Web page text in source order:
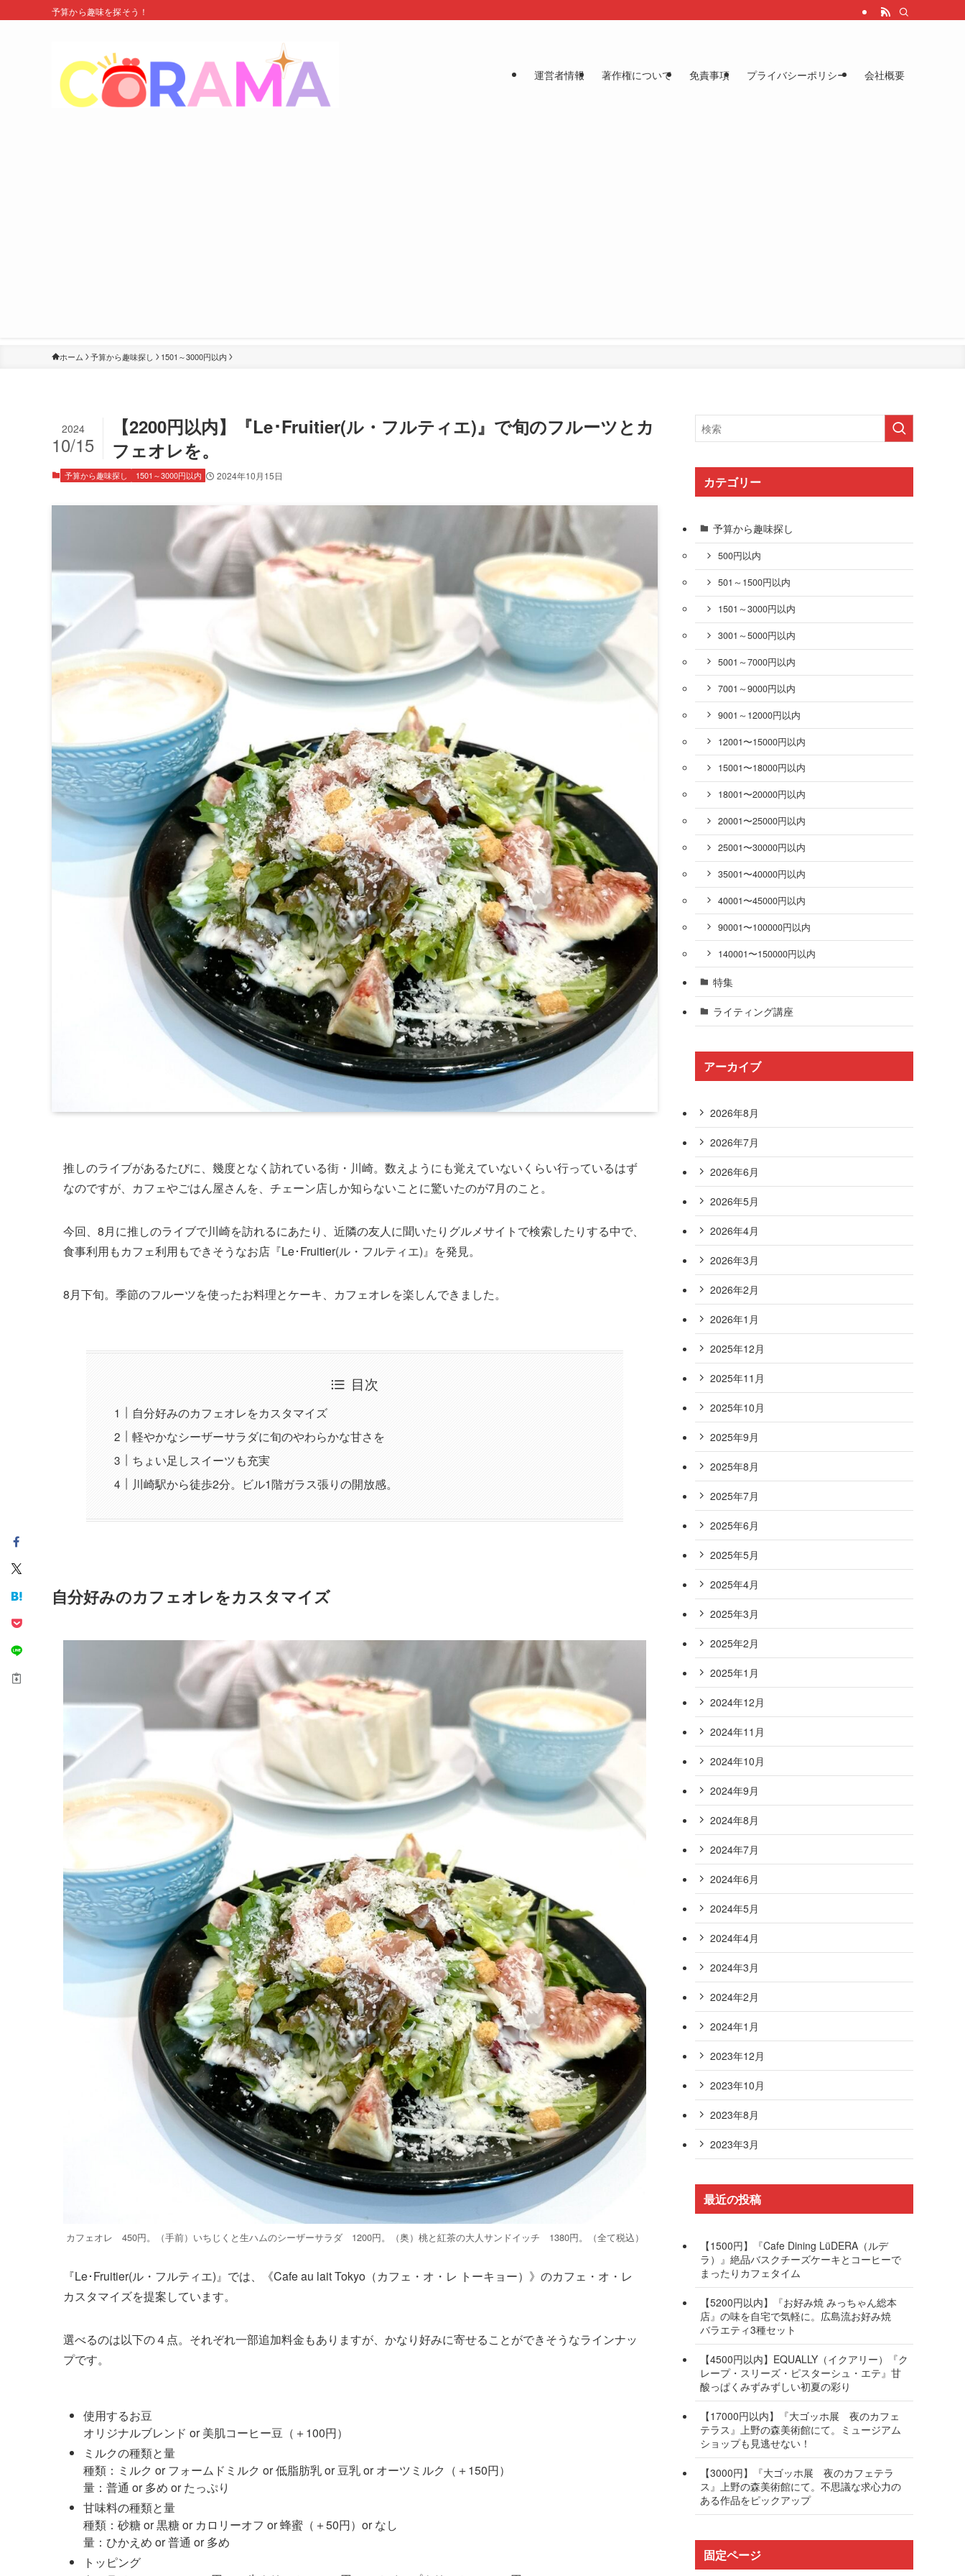
予算から趣味を探そう！
運営者情報 著作権について 免責事項 プライバシーポリシー 会社概要
ホーム 予算から趣味探し 1501～3000円以内
【2200円以内】『Le･Fruitier(ル・フルティエ)』で旬のフルーツとカ
フェオレを。
2024
10/15
予算から趣味探し 1501～3000円以内 2024年10月15日
推しのライブがあるたびに、幾度となく訪れている街・川崎。数えようにも覚えていないくらい行っているはず
なのですが、カフェやごはん屋さんを、チェーン店しか知らないことに驚いたのが7月のこと。
今回、8月に推しのライブで川崎を訪れるにあたり、近隣の友人に聞いたりグルメサイトで検索したりする中で、
食事利用もカフェ利用もできそうなお店『Le･Fruitier(ル・フルティエ)』を発見。
8月下旬。季節のフルーツを使ったお料理とケーキ、カフェオレを楽しんできました。
目次
自分好みのカフェオレをカスタマイズ
軽やかなシーザーサラダに旬のやわらかな甘さを
ちょい足しスイーツも充実
川崎駅から徒歩2分。ビル1階ガラス張りの開放感。
自分好みのカフェオレをカスタマイズ
カフェオレ 450円。（手前）いちじくと生ハムのシーザーサラダ 1200円。（奥）桃と紅茶の大人サンドイッチ 1380円。（全て税込）
『Le･Fruitier(ル・フルティエ)』では、《Cafe au lait Tokyo（カフェ・オ・レ トーキョー）》のカフェ・オ・レ
カスタマイズを提案しています。
選べるのは以下の４点。それぞれ一部追加料金もありますが、かなり好みに寄せることができそうなラインナッ
プです。
使用するお豆
オリジナルブレンド or 美肌コーヒー豆（＋100円）
ミルクの種類と量
種類：ミルク or フォームドミルク or 低脂肪乳 or 豆乳 or オーツミルク（＋150円）
量：普通 or 多め or たっぷり
甘味料の種類と量
種類：砂糖 or 黒糖 or カロリーオフ or 蜂蜜（＋50円）or なし
量：ひかえめ or 普通 or 多め
トッピング
カテゴリー
予算から趣味探し
500円以内
501～1500円以内
1501～3000円以内
3001～5000円以内
5001～7000円以内
7001～9000円以内
9001～12000円以内
12001〜15000円以内
15001〜18000円以内
18001〜20000円以内
20001〜25000円以内
25001〜30000円以内
35001〜40000円以内
40001〜45000円以内
90001〜100000円以内
140001〜150000円以内
特集
ライティング講座
アーカイブ
2026年8月
2026年7月
2026年6月
2026年5月
2026年4月
2026年3月
2026年2月
2026年1月
2025年12月
2025年11月
2025年10月
2025年9月
2025年8月
2025年7月
2025年6月
2025年5月
2025年4月
2025年3月
2025年2月
2025年1月
2024年12月
2024年11月
2024年10月
2024年9月
2024年8月
2024年7月
2024年6月
2024年5月
2024年4月
2024年3月
2024年2月
2024年1月
2023年12月
2023年10月
2023年8月
2023年3月
最近の投稿
【1500円】『Cafe Dining LüDERA（ルデ
ラ）』絶品バスクチーズケーキとコーヒーで
まったりカフェタイム
【5200円以内】『お好み焼 みっちゃん総本
店』の味を自宅で気軽に。広島流お好み焼
バラエティ3種セット
【4500円以内】EQUALLY（イクアリー）『ク
レープ・スリーズ・ピスターシュ・エテ』甘
酸っぱくみずみずしい初夏の彩り
【17000円以内】『大ゴッホ展 夜のカフェ
テラス』上野の森美術館にて。ミュージアム
ショップも見逃せない！
【3000円】『大ゴッホ展 夜のカフェテラ
ス』上野の森美術館にて。不思議な求心力の
ある作品をピックアップ
固定ページ